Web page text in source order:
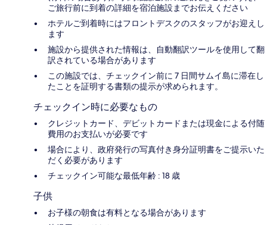
ご旅行前に到着の詳細を宿泊施設までお伝えください
ホテルご到着時にはフロントデスクのスタッフがお迎えし
ます
施設から提供された情報は、自動翻訳ツールを使用して翻
訳されている場合があります
この施設では、チェックイン前に 7 日間サムイ島に滞在し
たことを証明する書類の提示が求められます。
チェックイン時に必要なもの
クレジットカード、デビットカードまたは現金による付随
費用のお支払いが必要です
場合により、政府発行の写真付き身分証明書をご提示いた
だく必要があります
チェックイン可能な最低年齢 : 18 歳
子供
お子様の朝食は有料となる場合があります